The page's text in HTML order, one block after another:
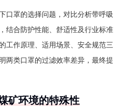
口罩的选择问题，对比分析带呼吸
结合防护性能、舒适性及行业标准
工作原理、适用场景、安全规范三
两类口罩的过滤效率差异，最终提
矿环境的特殊性